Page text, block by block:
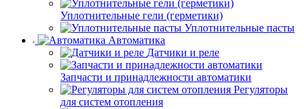
Уплотнительные гели (герметики)
Уплотнительные пасты
Автоматика
Датчики и реле
Запчасти и принадлежности автоматики
Регуляторы
для систем отопления